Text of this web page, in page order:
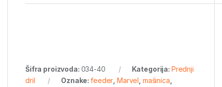
Šifra proizvoda: 034-40 Kategorija: Prednji
dril
Oznake:feeder Marvel mašinica